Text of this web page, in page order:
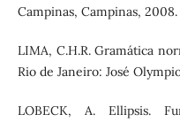
Campinas, Campinas, 2008.
LIMA, C.H.R. Gramática
Rio de Janeiro: José
LOBECK, A. Ellipsis.